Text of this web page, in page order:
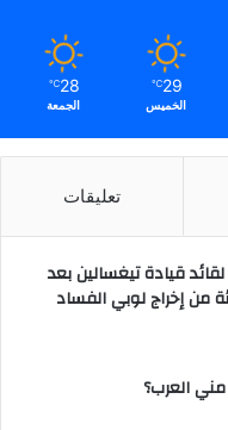
29
℃
الخميس
28
℃
الجمعة
تعليقات
لقائد قيادة تيغسالين بعد
من إخراج لوبي الفساد
العرب؟